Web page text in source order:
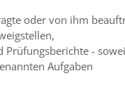
oder von ihm
Prüfungsberichte -
Aufgaben